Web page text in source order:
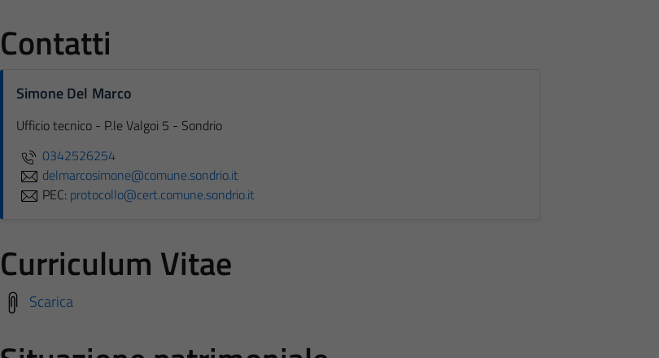
Contatti
Simone Del Marco
Ufficio tecnico - P.le Valgoi 5 - Sondrio
0342526254
delmarcosimone@comune.sondrio.it
PEC: protocollo@cert.comune.sondrio.it
Curriculum Vitae
Scarica